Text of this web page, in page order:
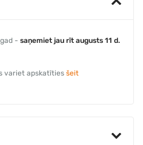
- saņemiet jau rīt augusts 11 d.
variet apskatīties šeit